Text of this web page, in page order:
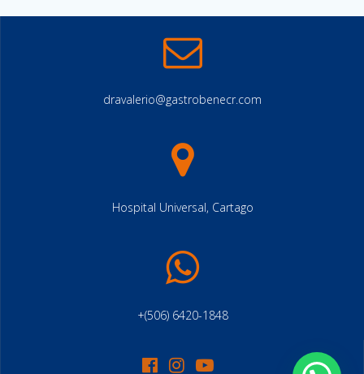
dravalerio@gastrobenecr.com
Hospital Universal, Cartago
+(506) 6420-1848